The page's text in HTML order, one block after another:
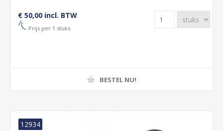
€ 50,00 incl. BTW
Prijs per 1 stuks
BESTEL NU!
12934